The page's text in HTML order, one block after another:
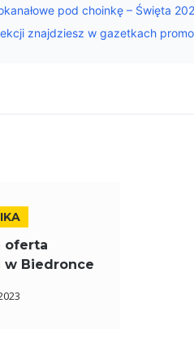
pod choinkę – Święta
znajdziesz w gazetkach
oferta
Biedronce